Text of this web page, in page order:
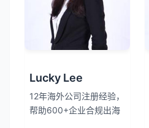
Lucky Lee
12年海外公司注册经验，
帮助600+企业合规出海